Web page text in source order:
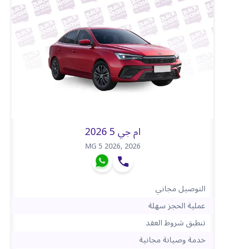
ام جي 5 2026
MG 5 2026,2026
التوصيل مجاني
عملية الحجز سهلة
تنطبق شروط العقد
خدمة وصيانة مجانية